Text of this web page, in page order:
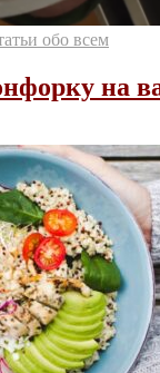
обо всем
на